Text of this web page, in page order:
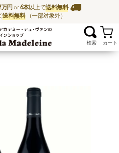
万円 or6本以上で送料無料
送料無料 （一部対象外）
ワイン通販ならワイ
お気に入